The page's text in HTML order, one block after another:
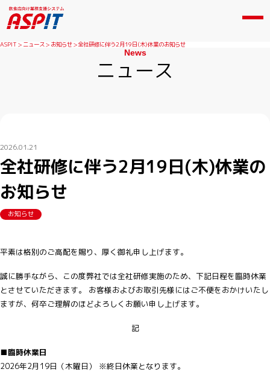
ASPIT ニュース お知らせ 全社研修に伴う2月19日(木)休業のお知らせ
News
ニュース
2026.01.21
全社研修に伴う2月19日(木)休業の
お知らせ
お知らせ
平素は格別のご高配を賜り、厚く御礼申し上げます。
誠に勝手ながら、この度弊社では全社研修実施のため、下記日程を臨時休業
とさせていただきます。 お客様およびお取引先様にはご不便をおかけいたし
ますが、何卒ご理解のほどよろしくお願い申し上げます。
記
■臨時休業日
2026年2月19日（木曜日） ※終日休業となります。